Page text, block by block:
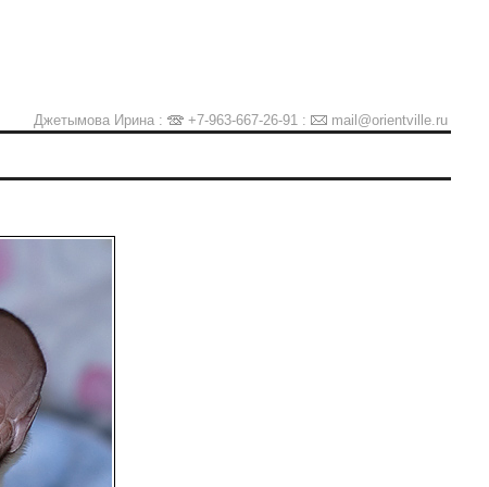
Джетымова Ирина : +7-963-667-26-91 : mail@orientville.ru